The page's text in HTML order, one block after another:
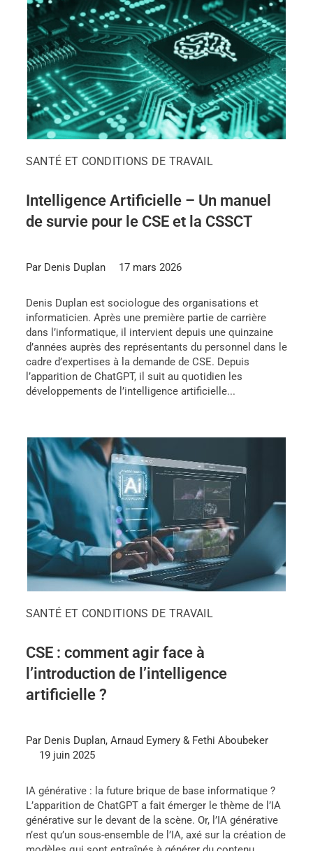
SANTÉ ET CONDITIONS DE TRAVAIL
Intelligence Artificielle – Un manuel
de survie pour le CSE et la CSSCT
Par Denis Duplan 17 mars 2026
Denis Duplan est sociologue des organisations et
informaticien. Après une première partie de carrière
dans l’informatique, il intervient depuis une quinzaine
d’années auprès des représentants du personnel dans le
cadre d’expertises à la demande de CSE. Depuis
l’apparition de ChatGPT, il suit au quotidien les
développements de l’intelligence artificielle...
SANTÉ ET CONDITIONS DE TRAVAIL
CSE : comment agir face à
l’introduction de l’intelligence
artificielle ?
Par Denis Duplan, Arnaud Eymery & Fethi Aboubeker
19 juin 2025
IA générative : la future brique de base informatique ?
L’apparition de ChatGPT a fait émerger le thème de l’IA
générative sur le devant de la scène. Or, l’IA générative
n’est qu’un sous-ensemble de l’IA, axé sur la création de